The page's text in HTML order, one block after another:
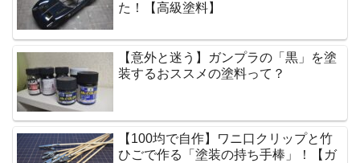
た！【高級塗料】
【意外と迷う】ガンプラの「黒」を塗
装するおススメの塗料って？
【100均で自作】ワニ口クリップと竹
ひごで作る「塗装の持ち手棒」！【ガ